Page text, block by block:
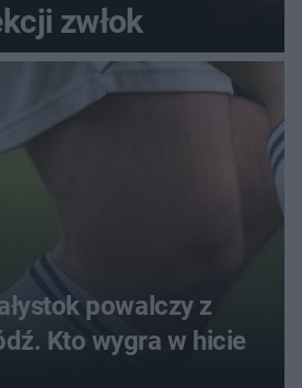
zwłok
powalczy z
Kto wygra w hicie